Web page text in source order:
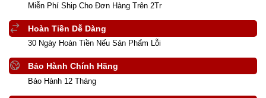
Miễn Phí Ship Cho Đơn Hàng Trên 2Tr
Hoàn Tiền Dễ Dàng
30 Ngày Hoàn Tiền Nếu Sản Phẩm Lỗi
Bảo Hành Chính Hãng
Bảo Hành 12 Tháng